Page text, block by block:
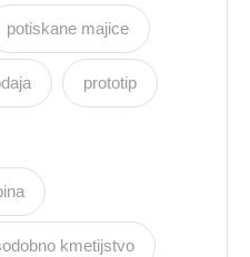
potiskane majice
prototip
kmetijstvo